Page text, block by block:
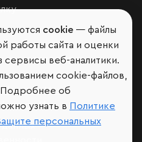
и мессенджерах
Telegram,Max
,Max
cookie — файлы
работы сайта и оценки
сервисы веб-аналитики.
cookie-файлов,
Подробнее об
узнать в Политике
персональных